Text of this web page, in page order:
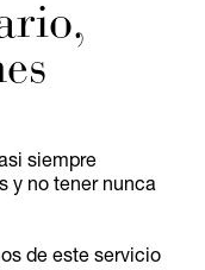
siempre
y no tener nunca
de este servicio